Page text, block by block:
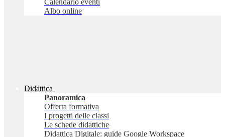
Calendario eventi
Albo online
Didattica
Panoramica
Offerta formativa
I progetti delle classi
Le schede didattiche
Didattica Digitale: guide Google Workspace